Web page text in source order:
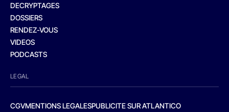
DECRYPTAGES
DOSSIERS
RENDEZ-VOUS
VIDEOS
PODCASTS
LEGAL
CGVMENTIONS LEGALESPUBLICITE SUR ATLANTICO